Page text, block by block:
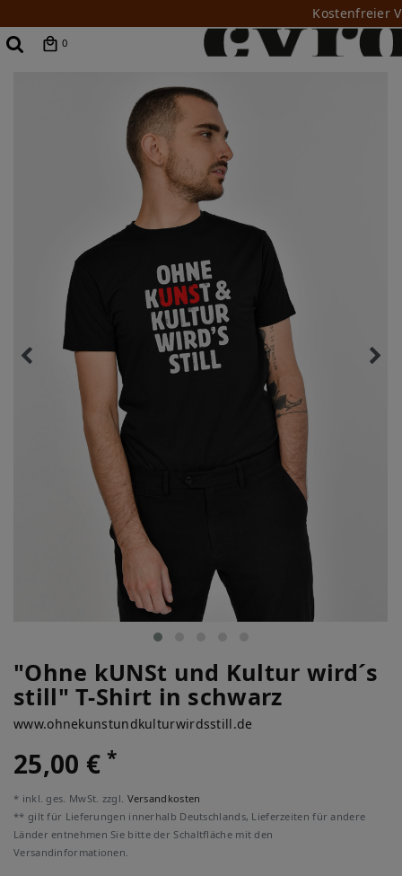
Kostenfreier
0
"Ohne kUNSt und Kultur wird´s
still" T-Shirt in schwarz
www.ohnekunstundkulturwirdsstill.de
25,00 €*
* inkl. ges. MwSt. zzgl. Versandkosten
** gilt für Lieferungen innerhalb Deutschlands, Lieferzeiten für andere
Länder entnehmen Sie bitte der Schaltfläche mit den
Versandinformationen.